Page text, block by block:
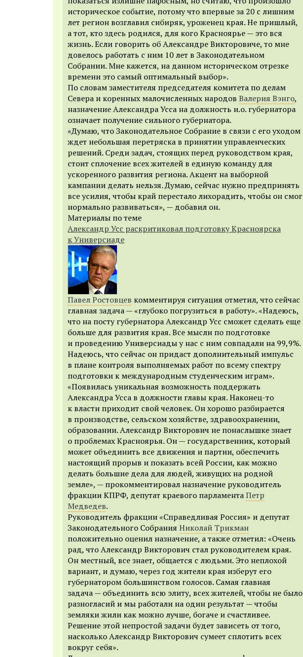
историческое событие, потому что впервые за 20 с лишним
лет регион возглавил сибиряк, уроженец края. Не пришлый,
а тот, кто здесь родился, для кого Красноярье — это вся
жизнь. Если говорить об Александре Викторовиче, то мне
довелось работать с ним 10 лет в Законодательном
Собрании. Мне кажется, на данном историческом отрезке
времени это самый оптимальный выбор».
По словам заместителя председателя комитета по делам
Севера и коренных малочисленных народов Валерия Вэнго,
назначение Александра Усса на должность и.о. губернатора
означает получение сильного губернатора.
«Думаю, что Законодательное Собрание в связи с его уходом
ждет небольшая перетряска в принятии управленческих
решений. Среди задач, стоящих перед руководством края,
стоит сплочение всех жителей в единую команду для
ускоренного развития региона. Акцент на выборной
кампании делать нельзя. Думаю, сейчас нужно предпринять
все усилия, чтобы край перестало лихорадить, чтобы он смог
нормально развиваться», — добавил он.
Материалы по теме
Александр Усс раскритиковал подготовку Красноярска
к Универсиаде
Павел Ростовцев комментируя ситуация отметил, что сейчас
главная задача — «глубоко погрузиться в работу». «Надеюсь,
что на посту губернатора Александр Усс сможет сделать еще
больше для развития края. Все мысли по подготовке
и проведению Универсиады у нас с ним совпадали на 99,9%.
Надеюсь, что сейчас он придаст дополнительный импульс
в плане контроля выполняемых работ по всему спектру
подготовки к международным студенческим играм».
«Появилась уникальная возможность поддержать
Александра Усса в должности главы края. Наконец-то
к власти приходит свой человек. Он хорошо разбирается
в производстве, сельском хозяйстве, здравоохранении,
образовании. Александр Викторович не понаслышке знает
о проблемах Красноярья. Он — государственник, который
может объединить все движения и партии, обеспечить
настоящий прорыв и показать всей России, как можно
делать большие дела для людей, живущих на родной
земле», — прокомментировал назначение руководитель
фракции КПРФ, депутат краевого парламентаПетр
Медведев.
Руководитель фракции «Справедливая Россия» и депутат
Законодательного Собрания Николай Трикман
положительно оценил назначение, а также отметил: «Очень
рад, что Александр Викторович стал руководителем края.
Он местный, все знает, общается с людьми. Это неплохой
вариант, и думаю, через год жители края изберут его
губернатором большинством голосов. Самая главная
задача — объединить всю элиту, всех жителей, чтобы не было
разногласий и мы работали на один результат — чтобы
земляки жили как можно лучше, богаче и счастливее.
Решение этой непростой задачи будет зависеть от того,
насколько Александр Викторович сумеет сплотить всех
вокруг себя».